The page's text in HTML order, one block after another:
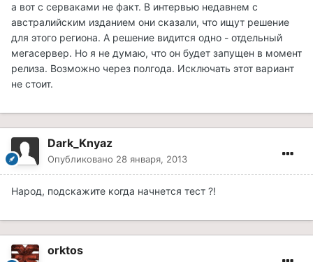
а вот с серваками не факт. В интервью недавнем с
австралийским изданием они сказали, что ищут решение
для этого региона. А решение видится одно - отдельный
мегасервер. Но я не думаю, что он будет запущен в момент
релиза. Возможно через полгода. Исключать этот вариант
не стоит.
Dark_Knyaz
Опубликовано 28 января, 2013
Народ, подскажите когда начнется тест ?!
orktos